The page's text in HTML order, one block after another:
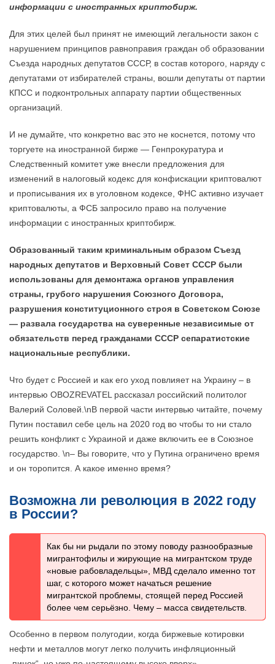
информации с иностранных криптобирж.
Для этих целей был принят не имеющий легальности закон с
нарушением принципов равноправия граждан об образовании
Съезда народных депутатов СССР, в состав которого, наряду с
депутатами от избирателей страны, вошли депутаты от партии
КПСС и подконтрольных аппарату партии общественных
организаций.
И не думайте, что конкретно вас это не коснется, потому что
торгуете на иностранной бирже — Генпрокуратура и
Следственный комитет уже внесли предложения для
изменений в налоговый кодекс для конфискации криптовалют
и прописывания их в уголовном кодексе, ФНС активно изучает
криптовалюты, а ФСБ запросило право на получение
информации с иностранных криптобирж.
Образованный таким криминальным образом Съезд
народных депутатов и Верховный Совет СССР были
использованы для демонтажа органов управления
страны, грубого нарушения Союзного Договора,
разрушения конституционного строя в Советском Союзе
— развала государства на суверенные независимые от
обязательств перед гражданами СССР сепаратистские
национальные республики.
Что будет с Россией и как его уход повлияет на Украину – в
интервью OBOZREVATEL рассказал российский политолог
Валерий Соловей.\nВ первой части интервью читайте, почему
Путин поставил себе цель на 2020 год во чтобы то ни стало
решить конфликт с Украиной и даже включить ее в Союзное
государство. \n– Вы говорите, что у Путина ограничено время
и он торопится. А какое именно время?
Возможна ли революция в 2022 году
в России?
Как бы ни рыдали по этому поводу разнообразные
мигрантофилы и жирующие на мигрантском труде
«новые рабовладельцы», МВД сделало именно тот
шаг, с которого может начаться решение
мигрантской проблемы, стоящей перед Россией
более чем серьёзно. Чему – масса свидетельств.
Особенно в первом полугодии, когда биржевые котировки
нефти и металлов могут легко получить инфляционный